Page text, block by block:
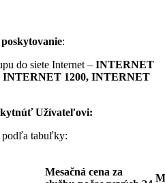
:
do siete Internet – INTERNET
INTERNET 1200, INTERNET
Užívateľovi:
podľa tabuľky:
Mesačná cena za